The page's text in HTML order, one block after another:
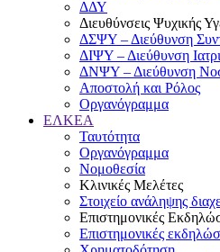
ΔΔΥ
Διευθύνσεις Ψυχικής
ΔΣΨΥ – Διεύθυνση
ΔΙΨΥ – Διεύθυνση
ΔΝΨΥ – Διεύθυνση
Αποστολή και Ρόλος
Οργανόγραμμα
ΕΛΚΕΑ
Ταυτότητα
Οργανόγραμμα
Νομοθεσία
Κλινικές Μελέτες
Στοιχείο ανάληψης
Επιστημονικές
Επιστημονικές